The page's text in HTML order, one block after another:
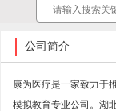
公司简介
康为医疗是一家致力于
模拟教育专业公司。湖